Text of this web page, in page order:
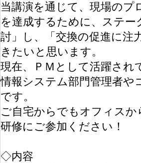
当講演を通じて、現場の
を達成するために、ステー
討」し、「交換の促進に注
きたいと思います。
現在、ＰＭとして活躍され
情報システム部門管理者や
です。
ご自宅からでもオフィス
研修にご参加ください！
◇内容